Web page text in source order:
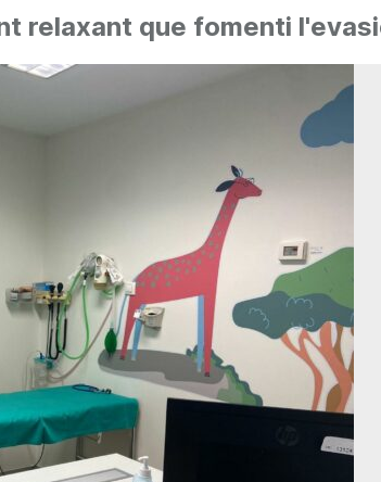
relaxant que fomenti